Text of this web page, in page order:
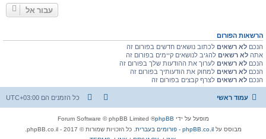
עבור אל
הרשאות הפורום
הנכם לא רשאיםלכתוב נושאים חדשים בפורום זה
אתהלא רשאיםלהגיב לנושאים קיימים בפורום זה
הנכם לא רשאיםלערוך את ההודעות שלך בפורום זה
הנכם לא רשאיםלמחוק את הודעותיך בפורום זה
הנכם לא רשאיםלצרף קבצים בפורום זה
עמוד ראשי כל הזמנים הם UTC+03:00
מופעל על ידיphpBB
® Forum Software © phpBB Limited
מבוסס עלphpBB.co.il - פורומים בעברית
. כל הזכויות שמורות © 2017 - phpBB.co.il.